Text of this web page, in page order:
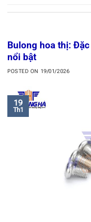
Bulong hoa thị:
nổi bật
POSTED ON 19/01/2026
19
Th1